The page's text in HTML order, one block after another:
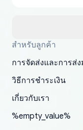
a matter of
well, I forgot to
my address
correct
promptly. Will
Thank you,
customer
have ordered
2022. The first
and with no
received at all.
South Guam
OEM parts at
Fast shipping to
P. Ginez
Basically, this is
my XRs (which
19 delays
is packed well!
about the
my cart is
All genuine
have told
appreciate
Jay W
I am so
needed parts
my VDJ79,
packaging and
parts needed
YANAN RAMIREZ
สำหรับลูกค้า
การจัดส่งและการส่
วิธีการชำระเงิน
เกี่ยวกับเรา
%empty_value%